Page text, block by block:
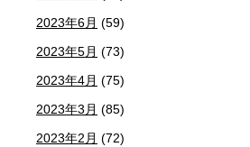
2023年6月 (59)
2023年5月 (73)
2023年4月 (75)
2023年3月 (85)
2023年2月 (72)